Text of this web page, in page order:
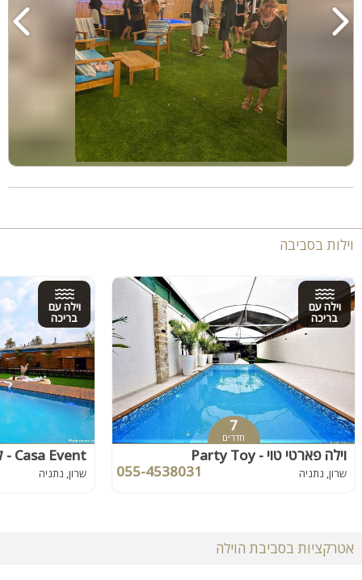
וילות בסביבה
וילה עם
בריכה
7
חדרים
וילה פארטי טוי - Party Toy
שרון, נתניה 055-4538031
וילה עם
בריכה
Casa Event - קאסה איוונט
שרון, נתניה
אטרקציות בסביבת הוילה